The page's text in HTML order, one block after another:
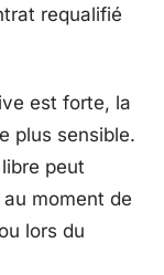
requalifié
est forte, la
plus sensible.
peut
moment de
lors du